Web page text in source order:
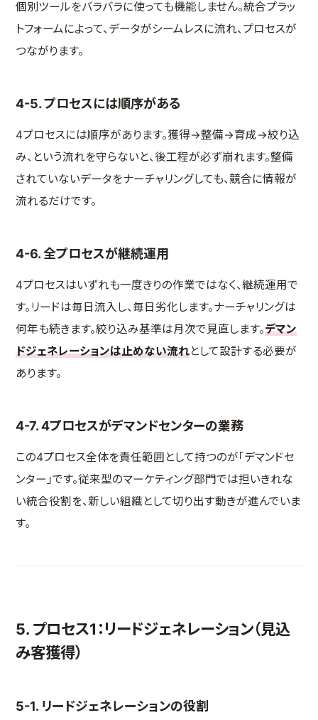
個別ツールをバラバラに使っても機能しません。統合プラッ
トフォームによって、データがシームレスに流れ、プロセスが
つながります。
4-5. プロセスには順序がある
4プロセスには順序があります。獲得→整備→育成→絞り込
み、という流れを守らないと、後工程が必ず崩れます。整備
されていないデータをナーチャリングしても、競合に情報が
流れるだけです。
4-6. 全プロセスが継続運用
4プロセスはいずれも一度きりの作業ではなく、継続運用で
す。リードは毎日流入し、毎日劣化します。ナーチャリングは
何年も続きます。絞り込み基準は月次で見直します。デマン
ドジェネレーションは止めない流れとして設計する必要が
あります。
4-7. 4プロセスがデマンドセンターの業務
この4プロセス全体を責任範囲として持つのが「デマンドセ
ンター」です。従来型のマーケティング部門では担いきれな
い統合役割を、新しい組織として切り出す動きが進んでいま
す。
5. プロセス1：リードジェネレーション（見込
み客獲得）
5-1. リードジェネレーションの役割